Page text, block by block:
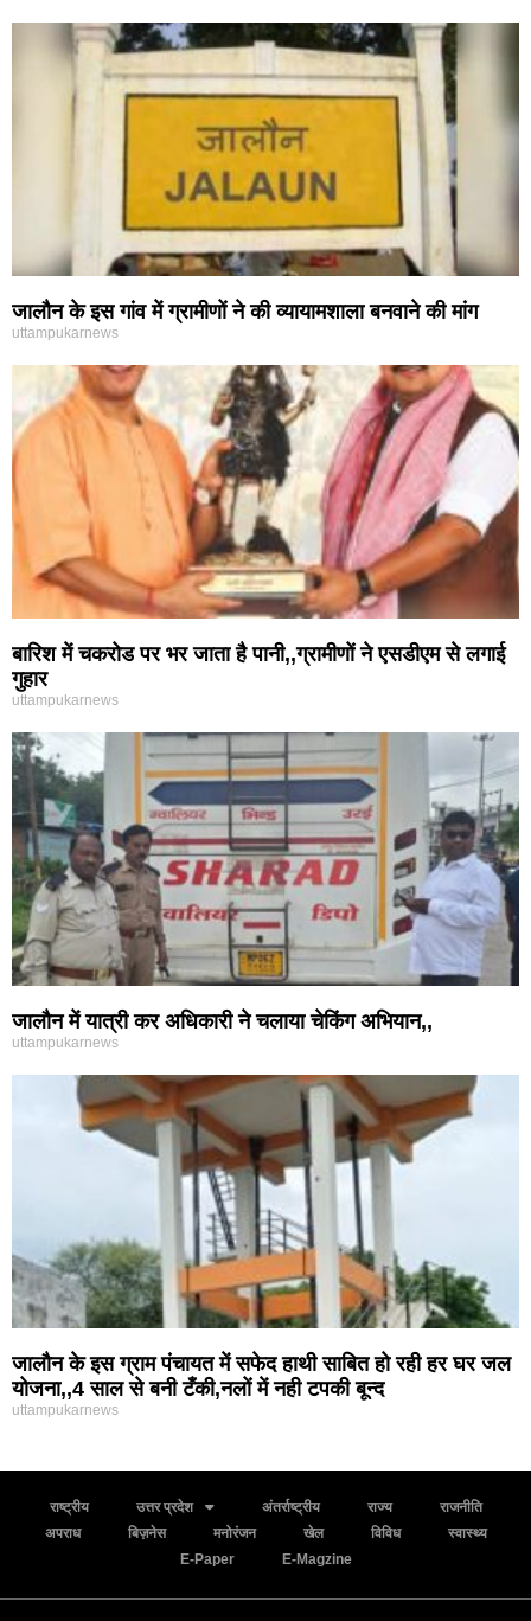
जालौन के इस गांव में ग्रामीणों ने की व्यायामशाला बनवाने की मांग
uttampukarnews
बारिश में चकरोड पर भर जाता है पानी,,ग्रामीणों ने एसडीएम से लगाई
गुहार
uttampukarnews
जालौन में यात्री कर अधिकारी ने चलाया चेकिंग अभियान,,
uttampukarnews
जालौन के इस ग्राम पंचायत में सफेद हाथी साबित हो रही हर घर जल
योजना,,4 साल से बनी टँकी,नलों में नही टपकी बून्द
uttampukarnews
राष्ट्रीय उत्तर प्रदेश अंतर्राष्ट्रीय राज्य
राजनीति
अपराध
बिज़नेस मनोरंजन खेल विविध
स्वास्थ्य
E-Paper
E-Magzine